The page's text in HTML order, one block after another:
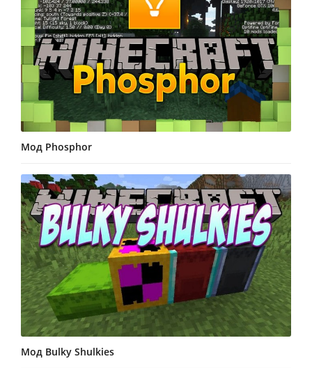
Мод Phosphor
Мод Bulky Shulkies